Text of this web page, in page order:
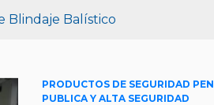
Blindaje Balístico
PRODUCTOS DE SEGURIDAD
PUBLICA Y ALTA SEGURIDAD